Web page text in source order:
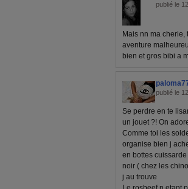
publié le
Mais nn ma
aventure
bien et gros bibi a
publié le
Se perdre en te
un jouet ?! On
Comme toi les
organise bien j
en bottes
noir ( chez les
j au trouve